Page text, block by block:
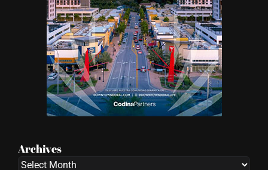
Archives
Archives